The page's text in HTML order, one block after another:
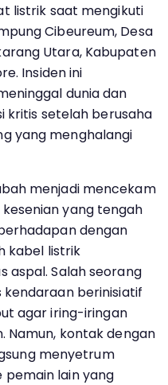
listrik saat mengikuti
Cibeureum, Desa
Utara, Kabupaten
Insiden ini
dunia dan
kritis setelah berusaha
yang menghalangi
menjadi mencekam
yang tengah
dengan
kabel listrik
aspal. Salah seorang
berinisiatif
agar iring-iringan
Namun, kontak dengan
menyetrum
lain yang